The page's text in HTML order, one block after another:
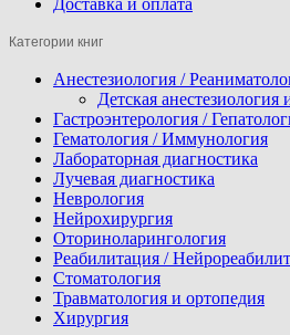
Категории книг
Анестезиология /
Детская анестезиология
Гастроэнтерология /
Гематология / Иммунология
Лабораторная диагностика
Лучевая диагностика
Неврология
Нейрохирургия
Оториноларингология
Реабилитация /
Стоматология
Травматология и ортопедия
Хирургия